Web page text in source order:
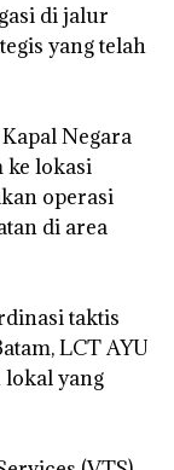
di jalur
yang telah
Negara
ke lokasi
operasi
di area
taktis
LCT AYU
lokal yang